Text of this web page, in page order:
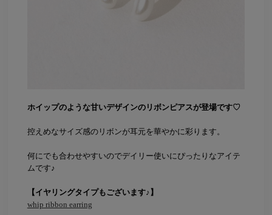
ホイップのような甘いデザインのリボンピアスが登場です♡
控えめなサイズ感のリボンが耳元を華やかに彩ります。
何にでも合わせやすいのでデイリー使いにぴったりなアイテ
ムです♪
【イヤリングタイプもございます♪】
whip ribbon earring